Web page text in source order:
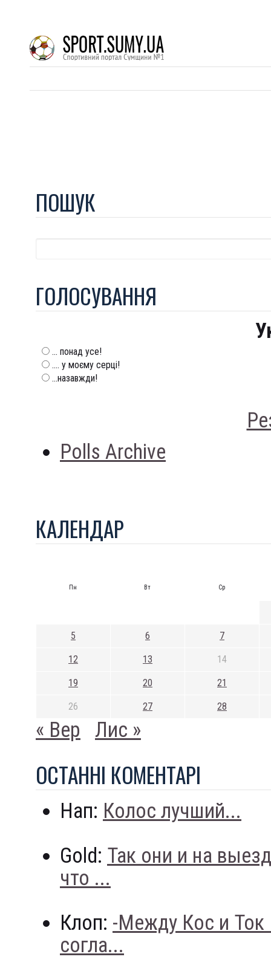
ПОШУК
ГОЛОСУВАННЯ
... понад усе!
.... у моєму серці!
...назавжди!
Polls Archive
КАЛЕНДАР
Пн Вт Ср
5 6 7
12 13 14
19 20 21
26 27 28
« Вер Лис »
ОСТАННI КОМЕНТАРI
Нап: Колос лучший...
Gold: Так они и на
что ...
Клоп: -Между Кос и
согла...